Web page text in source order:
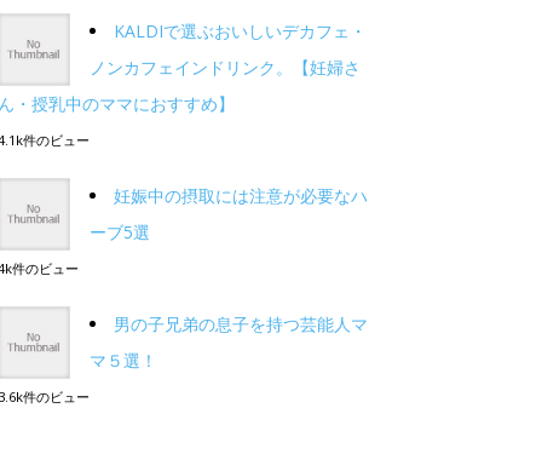
KALDIで選ぶおいしいデカフェ・
ノンカフェインドリンク。【妊婦さ
ん・授乳中のママにおすすめ】
件のビュー
妊娠中の摂取には注意が必要なハ
ーブ5選
件のビュー
男の子兄弟の息子を持つ芸能人マ
マ５選！
3.6k件のビュー